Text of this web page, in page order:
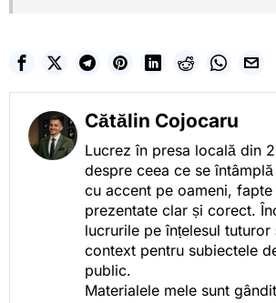
Cătălin Cojocaru
Lucrez în presa locală din
despre ceea ce se
cu accent pe oameni,
prezentate clar și corect.
lucrurile pe înțelesul
context pentru subiectele
public.
Materialele mele sunt